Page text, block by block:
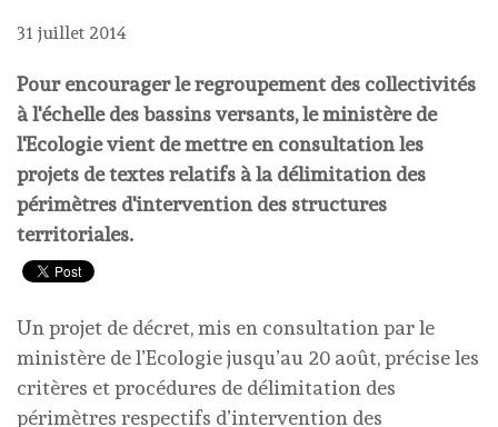
31 juillet 2014
Pour encourager le regroupement des collectivités
à l'échelle des bassins versants, le ministère de
l'Ecologie vient de mettre en consultation les
projets de textes relatifs à la délimitation des
périmètres d'intervention des structures
territoriales.
Un projet de décret, mis en consultation par le
ministère de l’Ecologie jusqu’au 20 août, précise les
critères et procédures de délimitation des
périmètres respectifs d’intervention des